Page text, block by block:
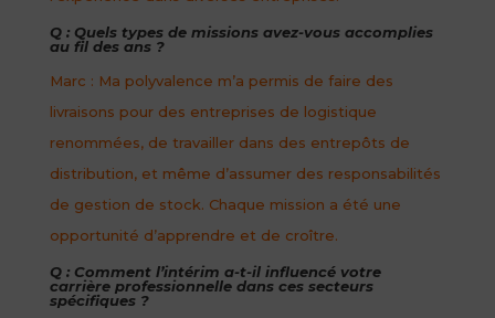
Q : Quels types de missions avez-vous accomplies
au fil des ans ?
Marc : Ma polyvalence m’a permis de faire des
livraisons pour des entreprises de logistique
renommées, de travailler dans des entrepôts de
distribution, et même d’assumer des responsabilités
de gestion de stock. Chaque mission a été une
opportunité d’apprendre et de croître.
Q : Comment l’intérim a-t-il influencé votre
carrière professionnelle dans ces secteurs
spécifiques ?